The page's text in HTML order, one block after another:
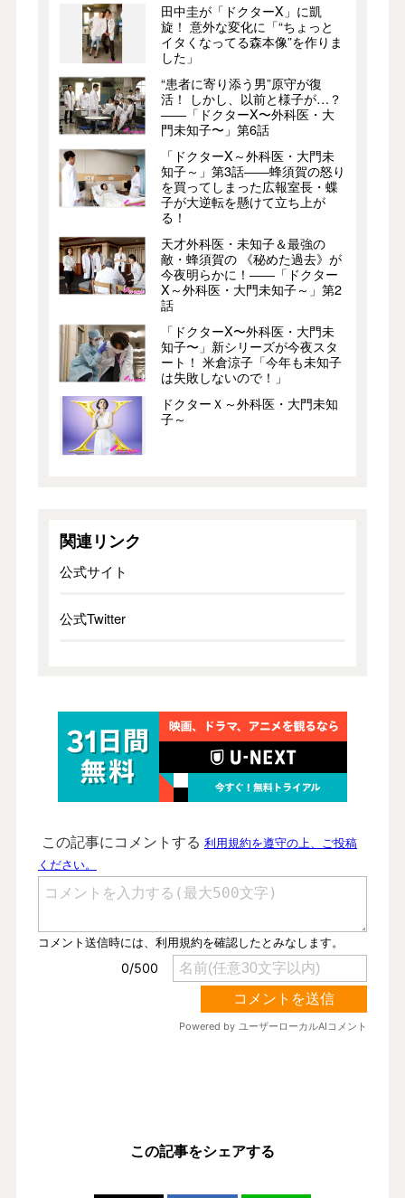
田中圭が「ドクターX」に凱
旋！ 意外な変化に「“ちょっと
イタくなってる森本像”を作りま
した」
“患者に寄り添う男”原守が復
活！ しかし、以前と様子が…？
――「ドクターX〜外科医・大
門未知子〜」第6話
「ドクターX～外科医・大門未
知子～」第3話――蜂須賀の怒り
を買ってしまった広報室長・蝶
子が大逆転を懸けて立ち上が
る！
天才外科医・未知子＆最強の
敵・蜂須賀の 《秘めた過去》が
今夜明らかに！――「ドクター
X～外科医・大門未知子～」第2
話
「ドクターX〜外科医・大門未
知子〜」新シリーズが今夜スタ
ート！ 米倉涼子「今年も未知子
は失敗しないので！」
ドクターＸ～外科医・大門未知
子～
関連リンク
公式サイト
公式Twitter
この記事をシェアする